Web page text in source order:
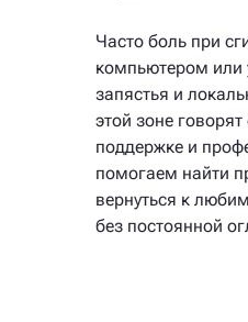
Часто боль при
компьютером или
запястья и
этой зоне
поддержке и
помогаем найти
вернуться к
без постоянной